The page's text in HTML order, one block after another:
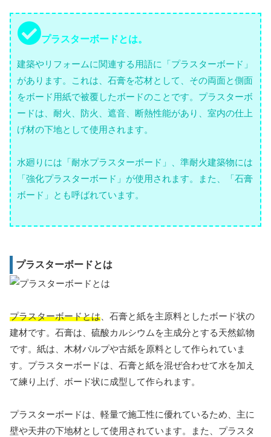
プラスターボードとは。
建築やリフォームに関連する用語に「プラスターボード」
があります。これは、石膏を芯材として、その両面と側面
をボード用紙で被覆したボードのことです。プラスターボ
ードは、耐火、防火、遮音、断熱性能があり、室内の仕上
げ材の下地として使用されます。
水廻りには「耐水プラスターボード」、準耐火建築物には
「強化プラスターボード」が使用されます。また、「石膏
ボード」とも呼ばれています。
プラスターボードとは
プラスターボードとは 、石膏と紙を主原料としたボード状の
建材です。石膏は、硫酸カルシウムを主成分とする天然鉱物
です。紙は、木材パルプや古紙を原料として作られていま
す。プラスターボードは、石膏と紙を混ぜ合わせて水を加え
て練り上げ、ボード状に成型して作られます。
プラスターボードは、軽量で施工性に優れているため、主に
壁や天井の下地材として使用されています。また、プラスタ